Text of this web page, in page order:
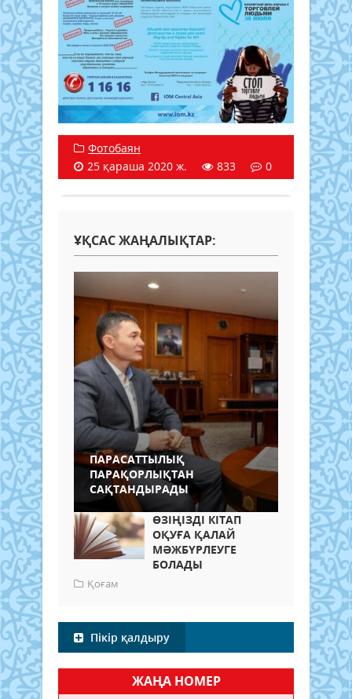
Фотобаян
25 қараша 2020 ж.
833 0
ҰҚСАС ЖАҢАЛЫҚТАР:
ПАРАСАТТЫЛЫҚ
ПАРАҚОРЛЫҚТАН
САҚТАНДЫРАДЫ
​ӨЗІҢІЗДІ КІТАП
ОҚУҒА ҚАЛАЙ
МӘЖБҮРЛЕУГЕ
БОЛАДЫ
Қоғам
Пікір қалдыру
ЖАҢА НОМЕР